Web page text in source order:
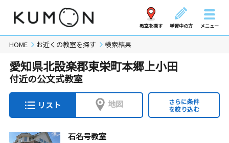
教室を探す 学習中の方 メニュー
HOME お近くの教室を探す 検索結果
愛知県北設楽郡東栄町本郷上小田
付近の公文式教室
リスト 地図
さらに条件
を絞り込む
石名号教室